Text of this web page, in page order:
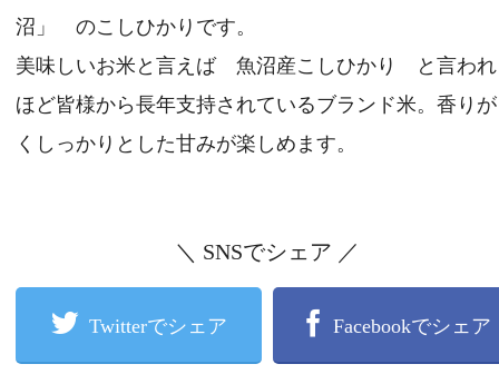
沼」 のこしひかりです。
美味しいお米と言えば 魚沼産こしひかり と言わ
ほど皆様から長年支持されているブランド米。香り
くしっかりとした甘みが楽しめます。
＼ SNSでシェア ／
Twitterでシェア Facebookでシェア